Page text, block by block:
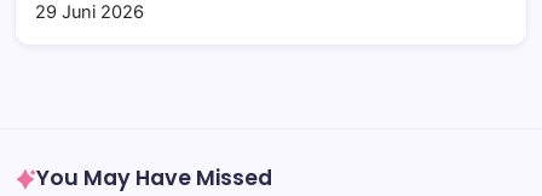
29 Juni 2026
You May Have Missed